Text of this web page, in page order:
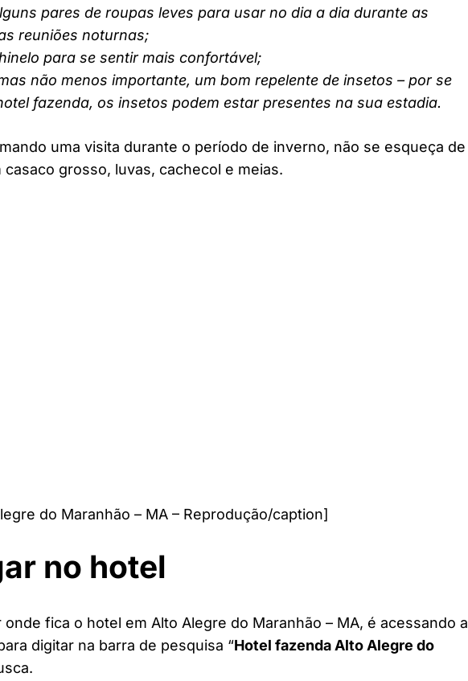
pares de roupas leves para usar no dia a dia durante as
reuniões noturnas;
para se sentir mais confortável;
não menos importante, um bom repelente de insetos – por se
fazenda, os insetos podem estar presentes na sua estadia.
uma visita durante o período de inverno, não se esqueça de
casaco grosso, luvas, cachecol e meias.
do Maranhão – MA – Reprodução/caption]
no hotel
fica o hotel em Alto Alegre do Maranhão – MA, é acessando a
digitar na barra de pesquisa “Hotel fazenda Alto Alegre do